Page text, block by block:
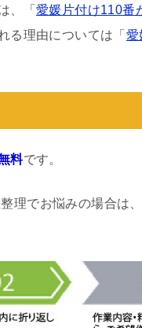
、「 愛媛片付け110番
る理由については「 愛
料です。
理でお悩みの場合は